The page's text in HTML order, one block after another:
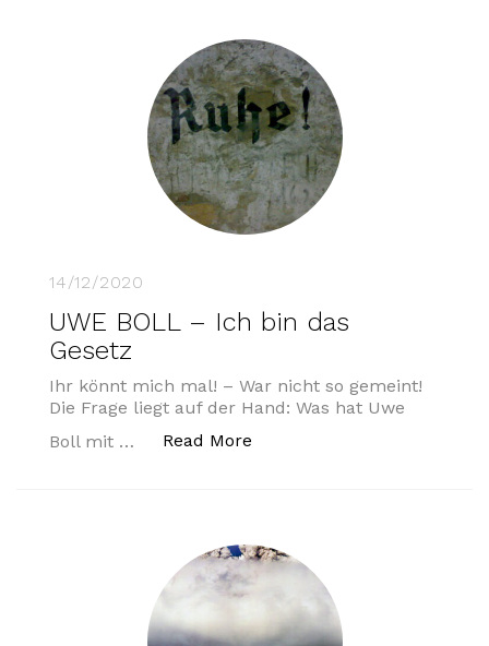
14/12/2020
UWE BOLL – Ich bin das
Gesetz
Ihr könnt mich mal! – War nicht so gemeint!
Die Frage liegt auf der Hand: Was hat Uwe
Boll mit …
Read More